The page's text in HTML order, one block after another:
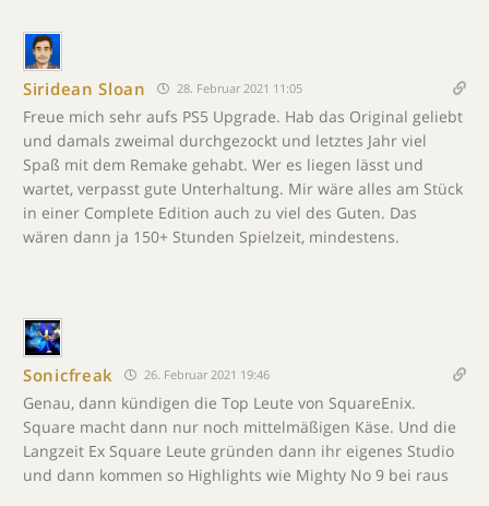
Siridean Sloan 28. Februar 2021 11:05
Freue mich sehr aufs PS5 Upgrade. Hab das Original geliebt
und damals zweimal durchgezockt und letztes Jahr viel
Spaß mit dem Remake gehabt. Wer es liegen lässt und
wartet, verpasst gute Unterhaltung. Mir wäre alles am Stück
in einer Complete Edition auch zu viel des Guten. Das
wären dann ja 150+ Stunden Spielzeit, mindestens.
Sonicfreak 26. Februar 2021 19:46
Genau, dann kündigen die Top Leute von SquareEnix.
Square macht dann nur noch mittelmäßigen Käse. Und die
Langzeit Ex Square Leute gründen dann ihr eigenes Studio
und dann kommen so Highlights wie Mighty No 9 bei raus